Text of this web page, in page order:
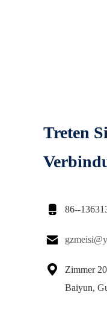
Treten
 86--


Zimmer
Baiyun,